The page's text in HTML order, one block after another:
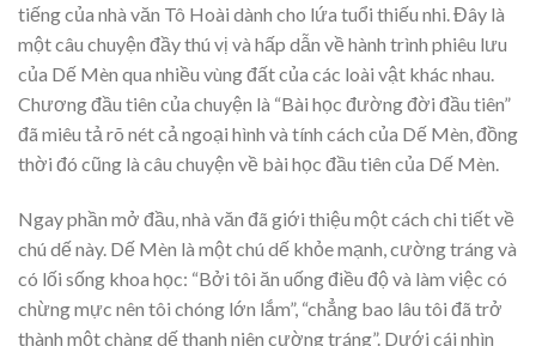
tiếng của nhà văn Tô Hoài dành cho lứa tuổi thiếu nhi. Đây là
một câu chuyện đầy thú vị và hấp dẫn về hành trình phiêu lưu
của Dế Mèn qua nhiều vùng đất của các loài vật khác nhau.
Chương đầu tiên của chuyện là “Bài học đường đời đầu tiên”
đã miêu tả rõ nét cả ngoại hình và tính cách của Dế Mèn, đồng
thời đó cũng là câu chuyện về bài học đầu tiên của Dế Mèn.
Ngay phần mở đầu, nhà văn đã giới thiệu một cách chi tiết về
chú dế này. Dế Mèn là một chú dế khỏe mạnh, cường tráng và
có lối sống khoa học: “Bởi tôi ăn uống điều độ và làm việc có
chừng mực nên tôi chóng lớn lắm”, “chẳng bao lâu tôi đã trở
thành một chàng dế thanh niên cường tráng”. Dưới cái nhìn